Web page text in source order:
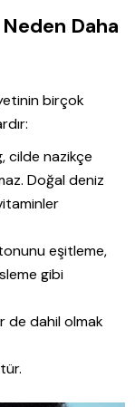
Neden Daha
birçok
cilde nazikçe
Doğal deniz
eşitleme,
gibi
de dahil olmak